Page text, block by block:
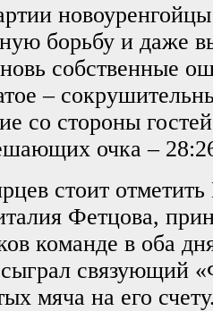
борьбу и даже
собственные
–
со стороны
очка –
стоит
Фетцова,
команде в оба
сыграл связующий
мяча на его